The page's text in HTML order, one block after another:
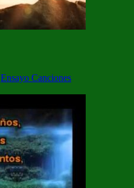
Ensayo Canciones